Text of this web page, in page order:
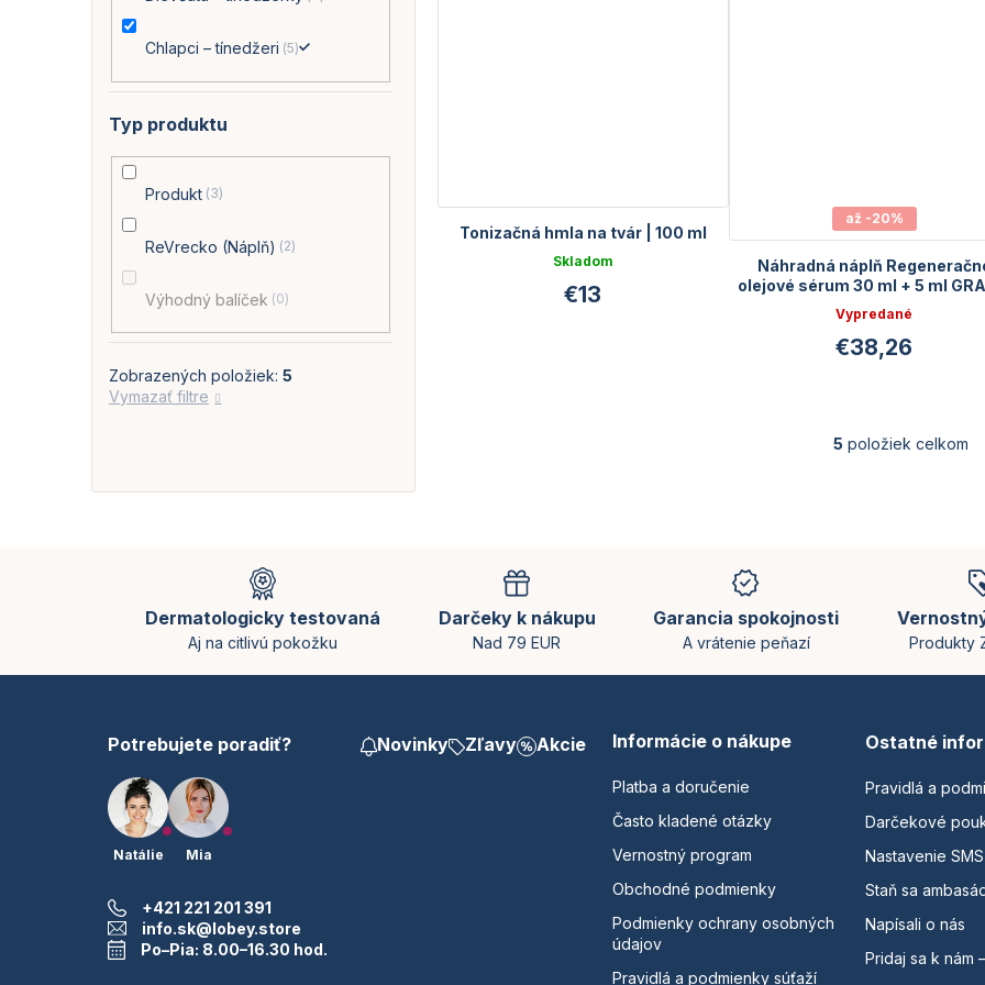
Chlapci – tínedžeri 5
Typ produktu
Produkt 3
ReVrecko (Náplň) 2
Výhodný balíček 0
Vymazať filtre
Zobrazených položiek: 5
Tonizačná hmla na tvár | 100 ml
Skladom
€13
až -20%
Náhradná náplň
olejové sérum 30 ml + 5 ml
Vypredané
€38,26
p
k
ý
5 položiek celkom
i
Dermatologicky testovaná
Aj na citlivú pokožku
Darčeky k nákupu
Nad 79 EUR
Garancia spokojnosti
A vrátenie peňazí Produkty
Potrebujete poradiť?
Natálie Mia
+421 221 201 391
info.sk@lobey.store
Po–Pia: 8.00–16.30 hod.
Novinky Zľavy Akcie Informácie o nákupe
Platba a doručenie
Často kladené otázky
Vernostný program
Obchodné podmienky
Podmienky ochrany osobných
údajov
Pravidlá a podmienky súťaží
Ostatné
Pravidlá a
Darčekové
Nastavenie
Staň sa
Napísali o nás
Pridaj sa k nám